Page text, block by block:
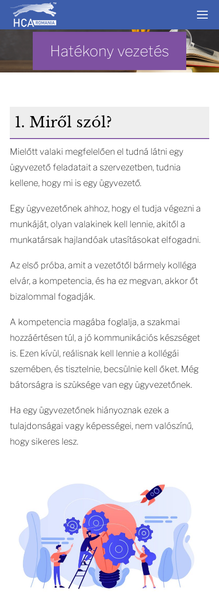
Hatékony vezetés
1. Miről szól?
Mielőtt valaki megfelelően el tudná látni egy
ügyvezető feladatait a szervezetben, tudnia
kellene, hogy mi is egy ügyvezető.
Egy ügyvezetőnek ahhoz, hogy el tudja végezni a
munkáját, olyan valakinek kell lennie, akitől a
munkatársak hajlandóak utasításokat elfogadni.
Az első próba, amit a vezetőtől bármely kolléga
elvár, a kompetencia, és ha ez megvan, akkor őt
bizalommal fogadják.
A kompetencia magába foglalja, a szakmai
hozzáértésen túl, a jó kommunikációs készséget
is. Ezen kívül, reálisnak kell lennie a kollégái
szemében, és tisztelnie, becsülnie kell őket. Még
bátorságra is szüksége van egy ügyvezetőnek.
Ha egy ügyvezetőnek hiányoznak ezek a
tulajdonságai vagy képességei, nem valószínű,
hogy sikeres lesz.